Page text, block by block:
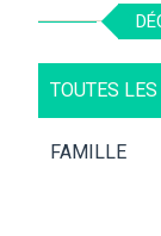
TOUTES
FAMILLE